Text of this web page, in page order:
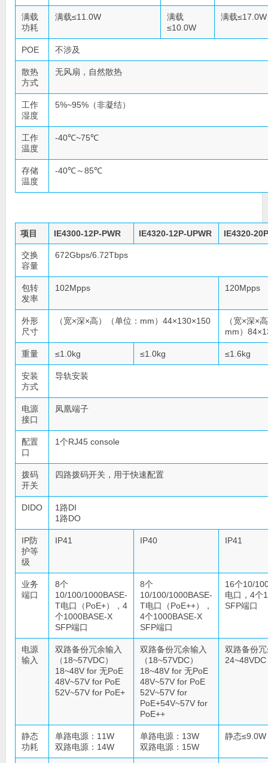
满载
功耗
满载≤11.0W
满载
≤10.0W
满载≤17.0W
POE 不涉及
散热
方式
无风扇，自然散热
工作
湿度
5%~95%（非凝结）
工作
温度
-40℃~75℃
存储
温度
-40℃～85℃
项目 IE4300-12P-PWR IE4320-12P-UPWR IE4320-20P
交换
容量
672Gbps/6.72Tbps
包转
发率
102Mpps 120Mpps
外形
尺寸
（宽×深×高）（单位：mm）44×130×150
（宽×深×
mm）
重量 ≤1.0kg ≤1.0kg ≤1.6kg
安装
方式
导轨安装
电源
接口
凤凰端子
配置
口
1个RJ45 console
拨码
开关
四路拨码开关，用于快速配置
DIDO
1路DI
1路DO
IP防
护等
级
IP41 IP40 IP41
业务
端口
8个
10/100/1000BASE-
T电口（PoE+），4
个1000BASE-X
SFP端口
8个
10/100/1000BASE-
T电口（PoE++），
4个1000BASE-X
SFP端口
16个10/
电口，4个
SFP端口
电源
输入
双路备份冗余输入
（18~57VDC）
18~48V for 无PoE
48V~57V for PoE
52V~57V for PoE+
双路备份冗余输入
（18~57VDC）
18~48V for 无PoE
48V~57V for PoE
52V~57V for
PoE+54V~57V for
PoE++
双路备份
静态
功耗
单路电源：11W
双路电源：14W
单路电源：13W
双路电源：15W
静态≤9.0W